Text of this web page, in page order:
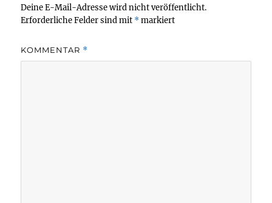
Deine E-Mail-Adresse wird nicht veröffentlicht.
Erforderliche Felder sind mit *markiert
KOMMENTAR *